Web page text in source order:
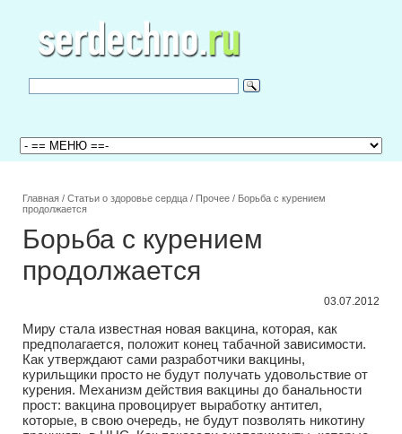
Главная / Статьи о здоровье сердца / Прочее / Борьба с курением
продолжается
Борьба с курением
продолжается
03.07.2012
Миру стала известная новая вакцина, которая, как
предполагается, положит конец табачной зависимости.
Как утверждают сами разработчики вакцины,
курильщики просто не будут получать удовольствие от
курения. Механизм действия вакцины до банальности
прост: вакцина провоцирует выработку антител,
которые, в свою очередь, не будут позволять никотину